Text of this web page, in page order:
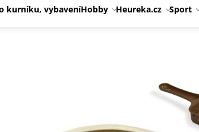
kurníku, vybaveníHobby Heureka.cz Sport